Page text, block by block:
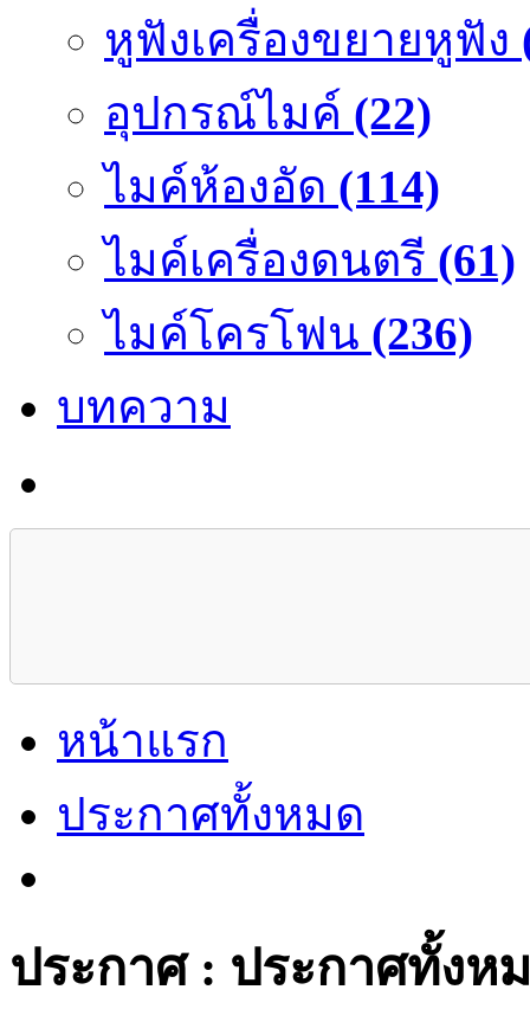
หูฟังเครื่องขยายหูฟัง
อุปกรณ์ไมค์ (22)
ไมค์ห้องอัด (114)
ไมค์เครื่องดนตรี (61)
ไมค์โครโฟน (236)
บทความ
หน้าแรก
ประกาศทั้งหมด
ประกาศ : ประกาศทั้งห